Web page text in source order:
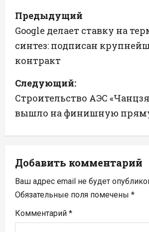
Н
а
в
г
а
ц
и
я
п
о
Предыдущий
Google делает ставку на
синтез: подписан
контракт
Следующий:
Строительство АЭС
вышло на финишную
Добавить комментарий
Ваш адрес email не будет
Обязательные поля помечены *
Комментарий *